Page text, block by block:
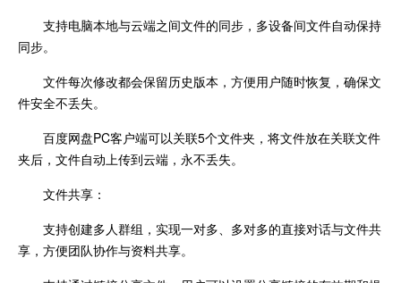
支持电脑本地与云端之间文件的同步，多设备间文件自动保持
同步。
文件每次修改都会保留历史版本，方便用户随时恢复，确保文
件安全不丢失。
百度网盘PC客户端可以关联5个文件夹，将文件放在关联文件
夹后，文件自动上传到云端，永不丢失。
文件共享：
支持创建多人群组，实现一对多、多对多的直接对话与文件共
享，方便团队协作与资料共享。